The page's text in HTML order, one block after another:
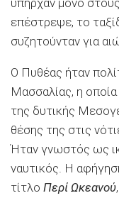
επέστρεψε, το
συζητούνταν για
Ο Πυθέας ήταν
Μασσαλίας, η οποία
της δυτικής
θέσης της στις
Ήταν γνωστός ως
ναυτικός. Η
τίτλο Περί Ωκεανού